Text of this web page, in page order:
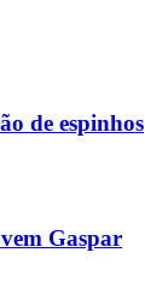
de espinhos
Gaspar